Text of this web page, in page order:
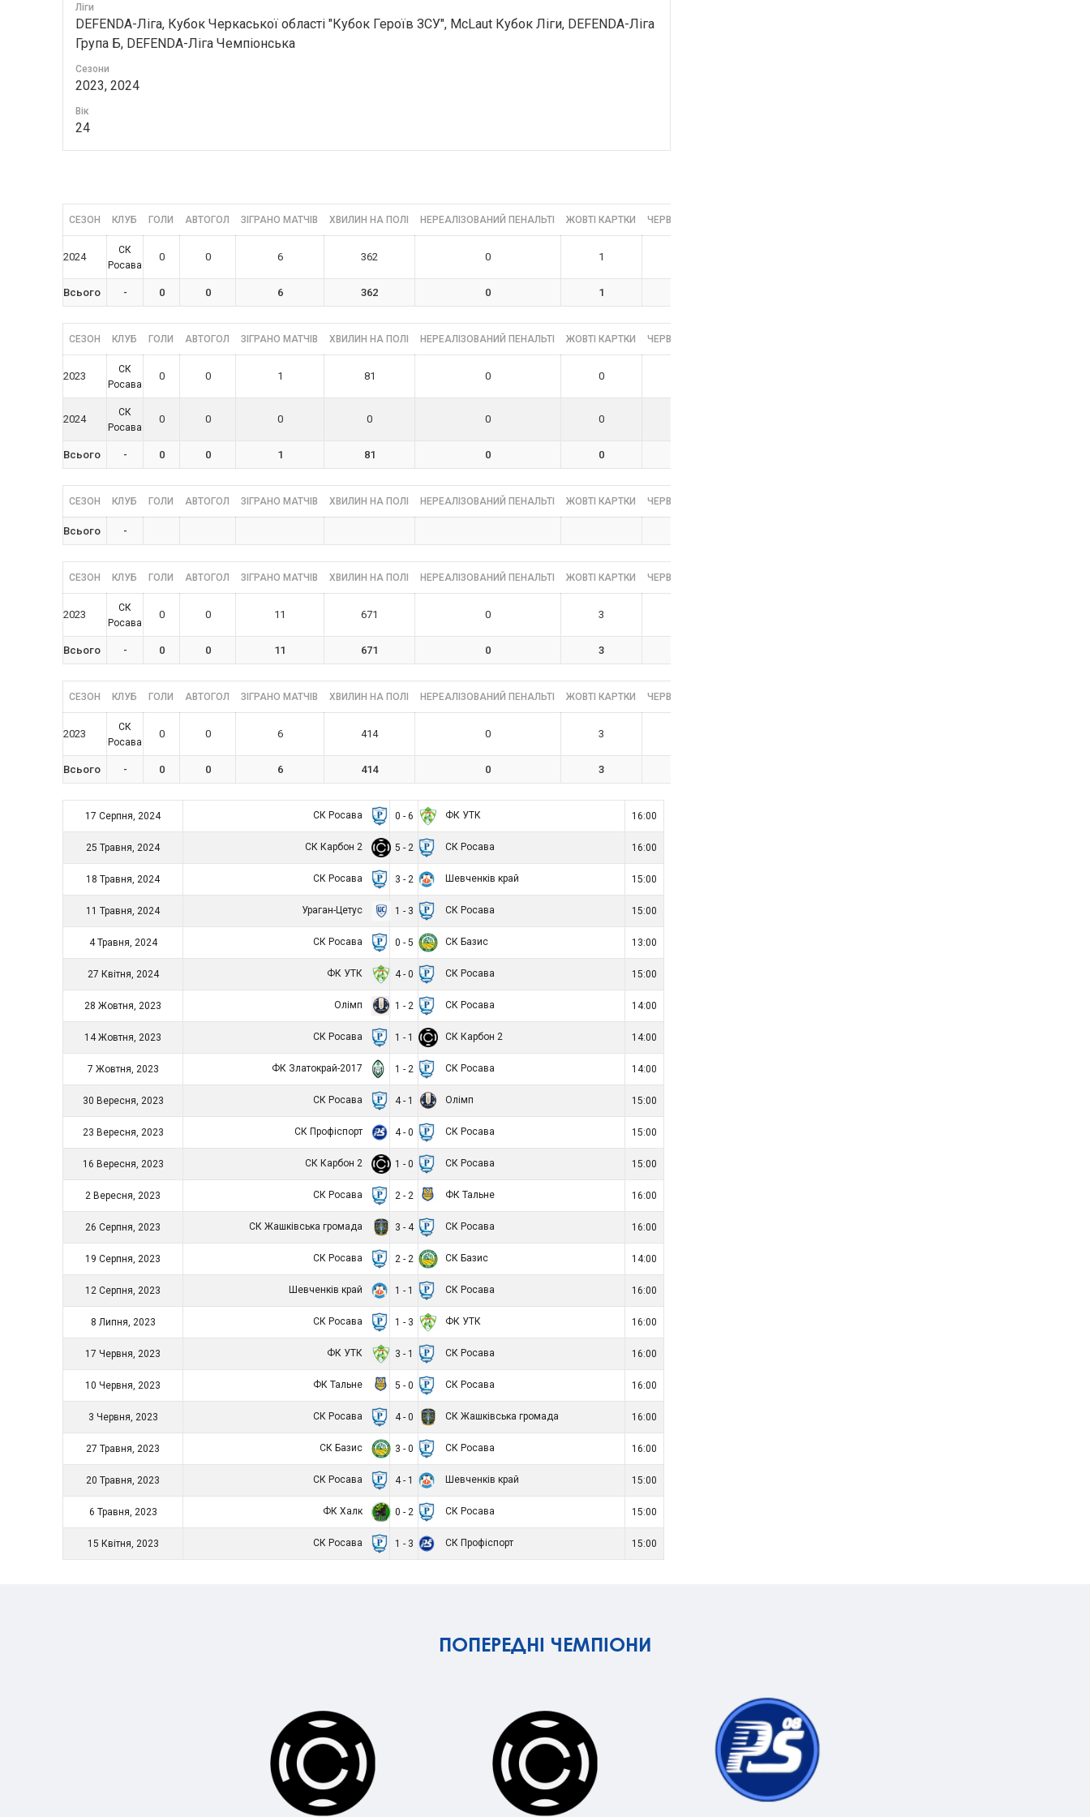
Ліги
DEFENDA-Ліга, Кубок Черкаської області "Кубок Героїв ЗСУ", McLaut Кубок Ліги, DEFENDA-Ліга
Група Б, DEFENDA-Ліга Чемпіонська
Сезони
2023, 2024
Вік
24
СЕЗОН КЛУБ ГОЛИ АВТОГОЛ ЗІГРАНО МАТЧІВ ХВИЛИН НА ПОЛІ НЕРЕАЛІЗОВАНИЙ ПЕНАЛЬТІ ЖОВТІ КАРТКИ ЧЕРВОНІ КАРТКИ
2024
СК
Росава
0 0 6 362 0 1
Всього - 0 0 6 362 0 1
СЕЗОН КЛУБ ГОЛИ АВТОГОЛ ЗІГРАНО МАТЧІВ ХВИЛИН НА ПОЛІ НЕРЕАЛІЗОВАНИЙ ПЕНАЛЬТІ ЖОВТІ КАРТКИ ЧЕРВОНІ КАРТКИ
2023
СК
Росава
0 0 1 81 0 0
2024
СК
Росава
0 0 0 0 0 0
Всього - 0 0 1 81 0 0
СЕЗОН КЛУБ ГОЛИ АВТОГОЛ ЗІГРАНО МАТЧІВ ХВИЛИН НА ПОЛІ НЕРЕАЛІЗОВАНИЙ ПЕНАЛЬТІ ЖОВТІ КАРТКИ ЧЕРВОНІ КАРТКИ
Всього -
СЕЗОН КЛУБ ГОЛИ АВТОГОЛ ЗІГРАНО МАТЧІВ ХВИЛИН НА ПОЛІ НЕРЕАЛІЗОВАНИЙ ПЕНАЛЬТІ ЖОВТІ КАРТКИ ЧЕРВОНІ КАРТКИ
2023
СК
Росава
0 0 11 671 0 3
Всього - 0 0 11 671 0 3
СЕЗОН КЛУБ ГОЛИ АВТОГОЛ ЗІГРАНО МАТЧІВ ХВИЛИН НА ПОЛІ НЕРЕАЛІЗОВАНИЙ ПЕНАЛЬТІ ЖОВТІ КАРТКИ ЧЕРВОНІ КАРТКИ
2023
СК
Росава
0 0 6 414 0 3
Всього - 0 0 6 414 0 3
17 Серпня, 2024 СК Росава 0 - 6 ФК УТК 16:00
25 Травня, 2024 СК Карбон 2 5 - 2 СК Росава 16:00
18 Травня, 2024 СК Росава 3 - 2 Шевченків край 15:00
11 Травня, 2024 Ураган-Цетус 1 - 3 СК Росава 15:00
4 Травня, 2024 СК Росава 0 - 5 СК Базис 13:00
27 Квітня, 2024 ФК УТК 4 - 0 СК Росава 15:00
28 Жовтня, 2023 Олімп 1 - 2 СК Росава 14:00
14 Жовтня, 2023 СК Росава 1 - 1 СК Карбон 2 14:00
7 Жовтня, 2023 ФК Златокрай-2017 1 - 2 СК Росава 14:00
30 Вересня, 2023 СК Росава 4 - 1 Олімп 15:00
23 Вересня, 2023 СК Профіспорт 4 - 0 СК Росава 15:00
16 Вересня, 2023 СК Карбон 2 1 - 0 СК Росава 15:00
2 Вересня, 2023 СК Росава 2 - 2 ФК Тальне 16:00
26 Серпня, 2023 СК Жашківська громада 3 - 4 СК Росава 16:00
19 Серпня, 2023 СК Росава 2 - 2 СК Базис 14:00
12 Серпня, 2023 Шевченків край 1 - 1 СК Росава 16:00
8 Липня, 2023 СК Росава 1 - 3 ФК УТК 16:00
17 Червня, 2023 ФК УТК 3 - 1 СК Росава 16:00
10 Червня, 2023 ФК Тальне 5 - 0 СК Росава 16:00
3 Червня, 2023 СК Росава 4 - 0 СК Жашківська громада 16:00
27 Травня, 2023 СК Базис 3 - 0 СК Росава 16:00
20 Травня, 2023 СК Росава 4 - 1 Шевченків край 15:00
6 Травня, 2023 ФК Халк 0 - 2 СК Росава 15:00
15 Квітня, 2023 СК Росава 1 - 3 СК Профіспорт 15:00
ПОПЕРЕДНІ ЧЕМПІОНИ